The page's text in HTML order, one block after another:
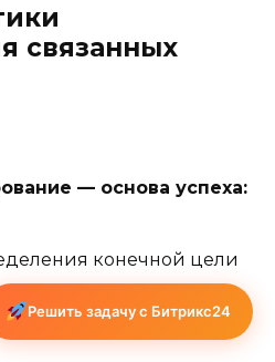
связанных
— основа успеха:
конечной цели
задачи на более
Решить задачу с Битрикс24